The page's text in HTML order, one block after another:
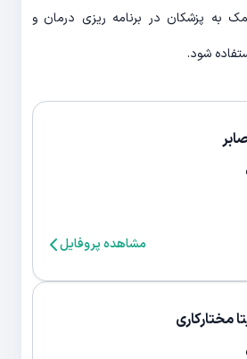
به پزشکان در برنامه ریزی درمان و
شود.
مشاهده پروفایل
مختارکاری